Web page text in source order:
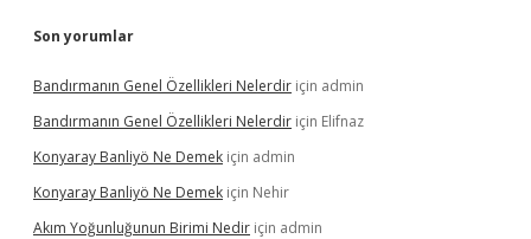
Son yorumlar
Bandırmanın Genel Özellikleri Nelerdir için admin
Bandırmanın Genel Özellikleri Nelerdir için Elifnaz
Konyaray Banliyö Ne Demek için admin
Konyaray Banliyö Ne Demek için Nehir
Akım Yoğunluğunun Birimi Nedir için admin